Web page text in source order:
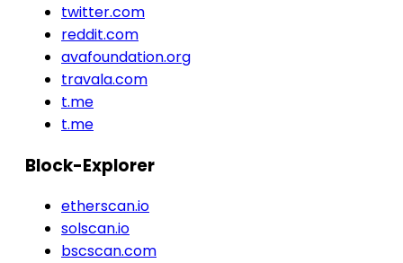
twitter.com
reddit.com
avafoundation.org
travala.com
t.me
t.me
Block-Explorer
etherscan.io
solscan.io
bscscan.com